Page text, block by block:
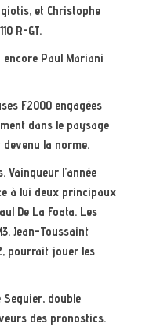
et Christophe
R-GT.
Paul Mariani
F2000 engagées
dans le paysage
devenu la norme.
Vainqueur l’année
à lui deux principaux
De La Foata. Les
Jean-Toussaint
pourrait jouer les
Seguier, double
des pronostics.